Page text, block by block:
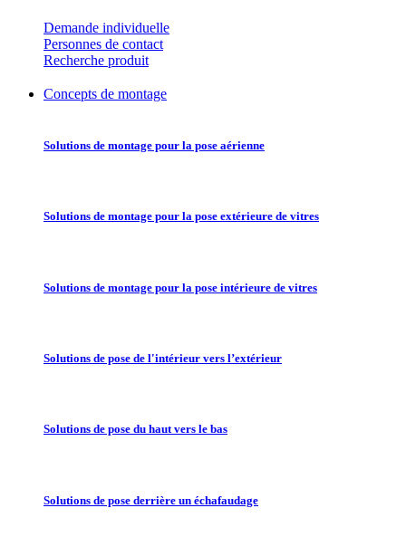
Demande individuelle
Personnes de contact
Recherche produit
Concepts de montage
Solutions de montage pour la pose aérienne
Solutions de montage pour la pose extérieure de vitres
Solutions de montage pour la pose intérieure de vitres
Solutions de pose de l'intérieur vers l’extérieur
Solutions de pose du haut vers le bas
Solutions de pose derrière un échafaudage